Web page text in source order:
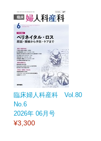
臨床婦人科産科 Vol.80
No.6
2026年 06月号
¥3,300